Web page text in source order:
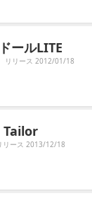
ールLITE
リリース 2012/01/18
Tailor
リース 2013/12/18